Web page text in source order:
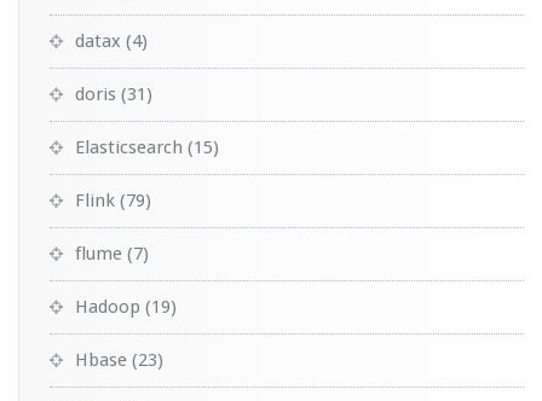
datax (4)
doris (31)
Elasticsearch (15)
Flink (79)
flume (7)
Hadoop (19)
Hbase (23)